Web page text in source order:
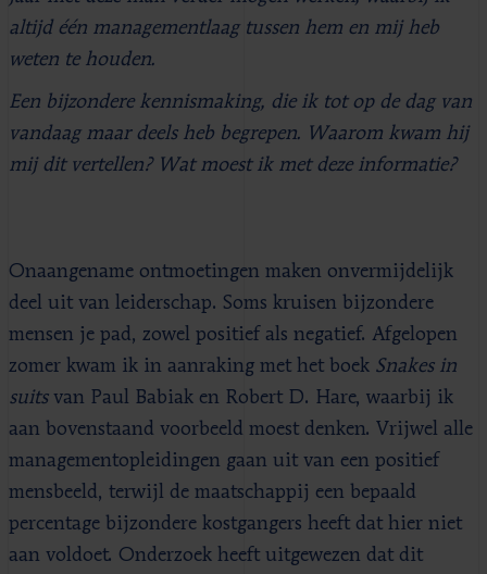
altijd één managementlaag tussen hem en mij heb
weten te houden.
Een bijzondere kennismaking, die ik tot op de dag van
vandaag maar deels heb begrepen. Waarom kwam hij
mij dit vertellen? Wat moest ik met deze informatie?
Onaangename ontmoetingen maken onvermijdelijk
deel uit van leiderschap. Soms kruisen bijzondere
mensen je pad, zowel positief als negatief. Afgelopen
zomer kwam ik in aanraking met het boek Snakes in
suitsvan Paul Babiak en Robert D. Hare, waarbij ik
aan bovenstaand voorbeeld moest denken. Vrijwel alle
managementopleidingen gaan uit van een positief
mensbeeld, terwijl de maatschappij een bepaald
percentage bijzondere kostgangers heeft dat hier niet
aan voldoet. Onderzoek heeft uitgewezen dat dit